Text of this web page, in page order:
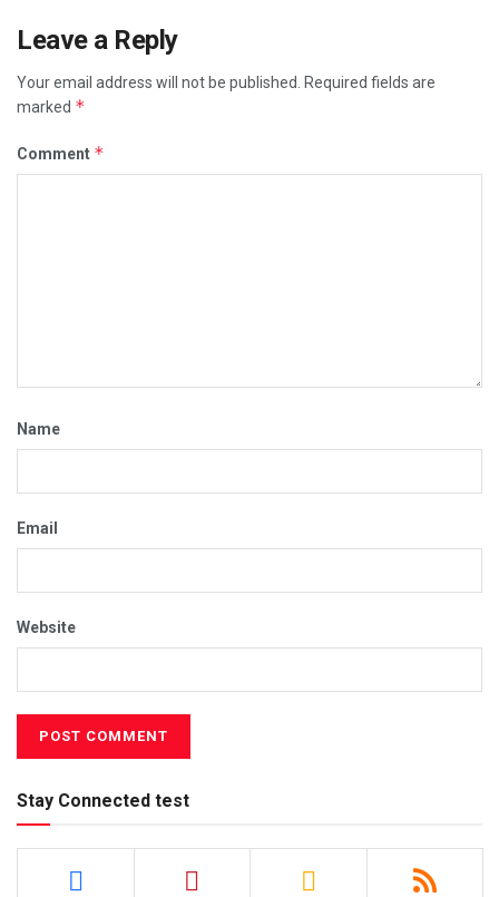
Leave a Reply
Your email address will not be published.
Required fields are
marked *
Comment *
Name
Email
Website
Stay Connected test